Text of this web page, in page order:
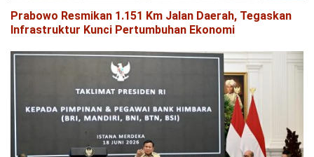
Prabowo Resmikan 1.151 Km Jalan Daerah, Tegaskan
Infrastruktur Kunci Pertumbuhan Ekonomi